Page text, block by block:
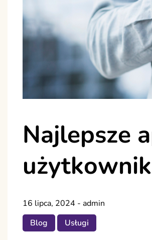
Najlepsze
16 lipca, 2024 - admin
Blog
Usługi